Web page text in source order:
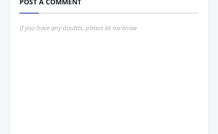
If you have any doubts, please let me know